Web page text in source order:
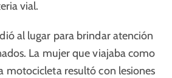
vial.
al lugar para brindar atención
La mujer que viajaba como
motocicleta resultó con lesiones